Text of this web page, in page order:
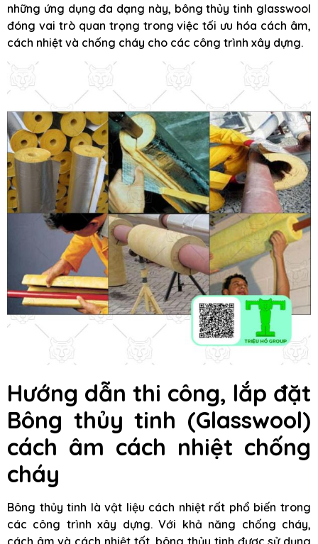
những ứng dụng đa dạng này, bông thủy tinh glasswool
đóng vai trò quan trọng trong việc tối ưu hóa cách âm,
cách nhiệt và chống cháy cho các công trình xây dựng.
Hướng dẫn thi công, lắp đặt
Bông thủy tinh (Glasswool)
cách âm cách nhiệt chống
cháy
Bông thủy tinh là vật liệu cách nhiệt rất phổ biến trong
các công trình xây dựng. Với khả năng chống cháy,